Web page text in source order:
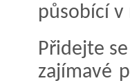
působící v
Přidejte
zajímavé